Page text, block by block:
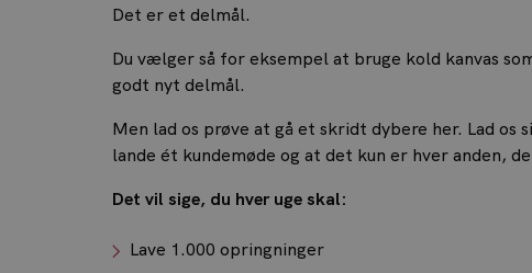
Det er et delmål.
Du vælger så for eksempel at bruge kold kanvas
godt nyt delmål.
Men lad os prøve at gå et skridt dybere her. Lad os
lande ét kundemøde og at det kun er hver anden,
Det vil sige, du hver uge skal:
Lave 1.000 opringninger